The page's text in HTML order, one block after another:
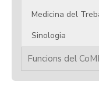
Medicina del
Sinologia
Funcions del